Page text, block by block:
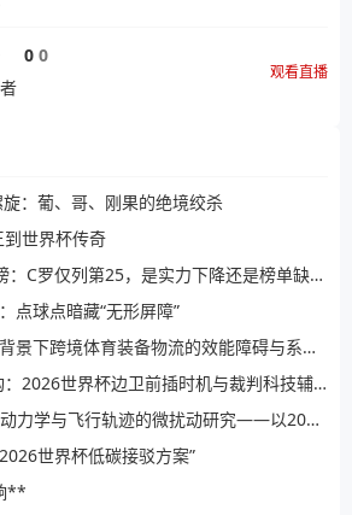
0 0
观看直播
：葡、哥、刚果的绝境绞杀
世界杯传奇
2026世界杯百大球星榜：C罗仅列第25，是实力下降还是榜单缺乏公信力？
点球点暗藏“无形屏障”
“2026多国联办世界杯背景下跨境体育装备物流的效能障碍与系统性提升路径”
越位判据的算法化重构：2026世界杯边卫前插时机与裁判科技辅助决策的演进逻辑
538米海拔下足球空气动力学与飞行轨迹的微扰动研究——以2026世界杯BBVA球场为例
世界杯低碳接驳方案”
**